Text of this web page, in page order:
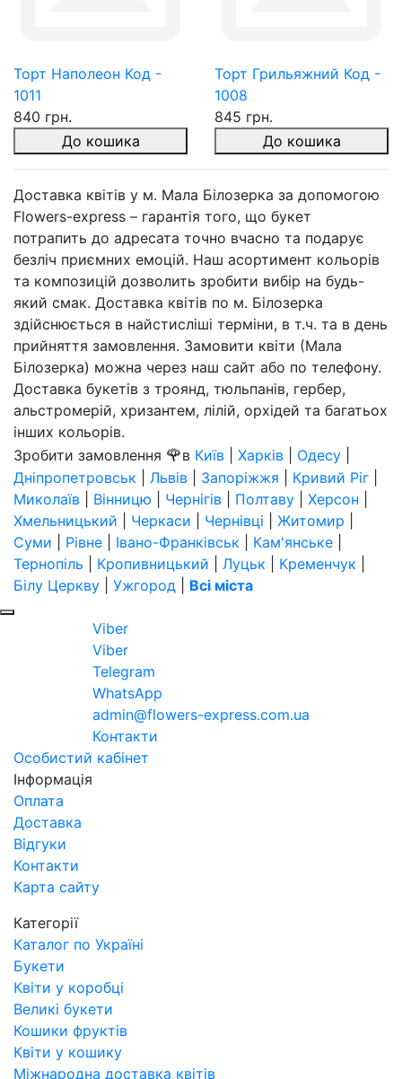
Торт Наполеон Код -
1011
840 грн.
До кошика
Торт Грильяжний Код -
1008
845 грн.
До кошика
Доставка квітів у м. Мала Білозерка за допомогою
Flowers-express – гарантія того, що букет
потрапить до адресата точно вчасно та подарує
безліч приємних емоцій. Наш асортимент кольорів
та композицій дозволить зробити вибір на будь-
який смак. Доставка квітів по м. Білозерка
здійснюється в найстисліші терміни, в т.ч. та в день
прийняття замовлення. Замовити квіти (Мала
Білозерка) можна через наш сайт або по телефону.
Доставка букетів з троянд, тюльпанів, гербер,
альстромерій, хризантем, лілій, орхідей та багатьох
інших кольорів.
Зробити замовлення 🌹в Київ Харків Одесу
Дніпропетровськ
Львів Запоріжжя Кривий Ріг
Миколаїв
Вінницю Чернігів Полтаву Херсон
Хмельницький
Черкаси Чернівці Житомир
Суми
Рівне Івано-Франківськ Кам'янське
Тернопіль
Кропивницький Луцьк Кременчук
Білу Церкву
Ужгород Всі міста
Viber
Viber
Telegram
WhatsApp
admin@flowers-express.com.ua
Контакти
Особистий кабінет
Інформація
Оплата
Доставка
Відгуки
Контакти
Карта сайту
Категорії
Каталог по Україні
Букети
Квіти у коробці
Великі букети
Кошики фруктів
Квіти у кошику
Міжнародна доставка квітів